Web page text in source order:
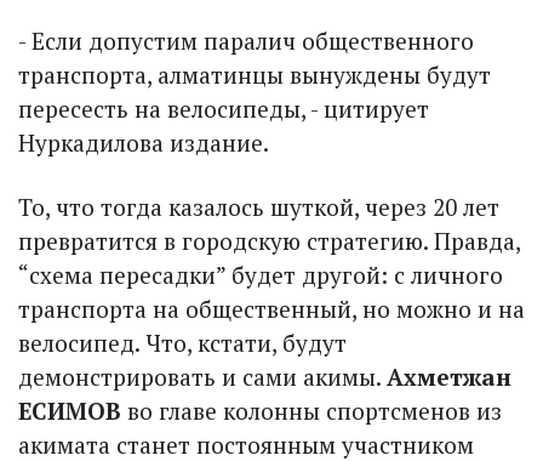
- Если допустим паралич общественного
транспорта, алматинцы вынуждены будут
пересесть на велосипеды, - цитирует
Нуркадилова издание.
То, что тогда казалось шуткой, через 20 лет
превратится в городскую стратегию. Правда,
“схема пересадки” будет другой: с личного
транспорта на общественный, но можно и на
велосипед. Что, кстати, будут
демонстрировать и сами акимы. Ахметжан
ЕСИМОВ во главе колонны спортсменов из
акимата станет постоянным участником